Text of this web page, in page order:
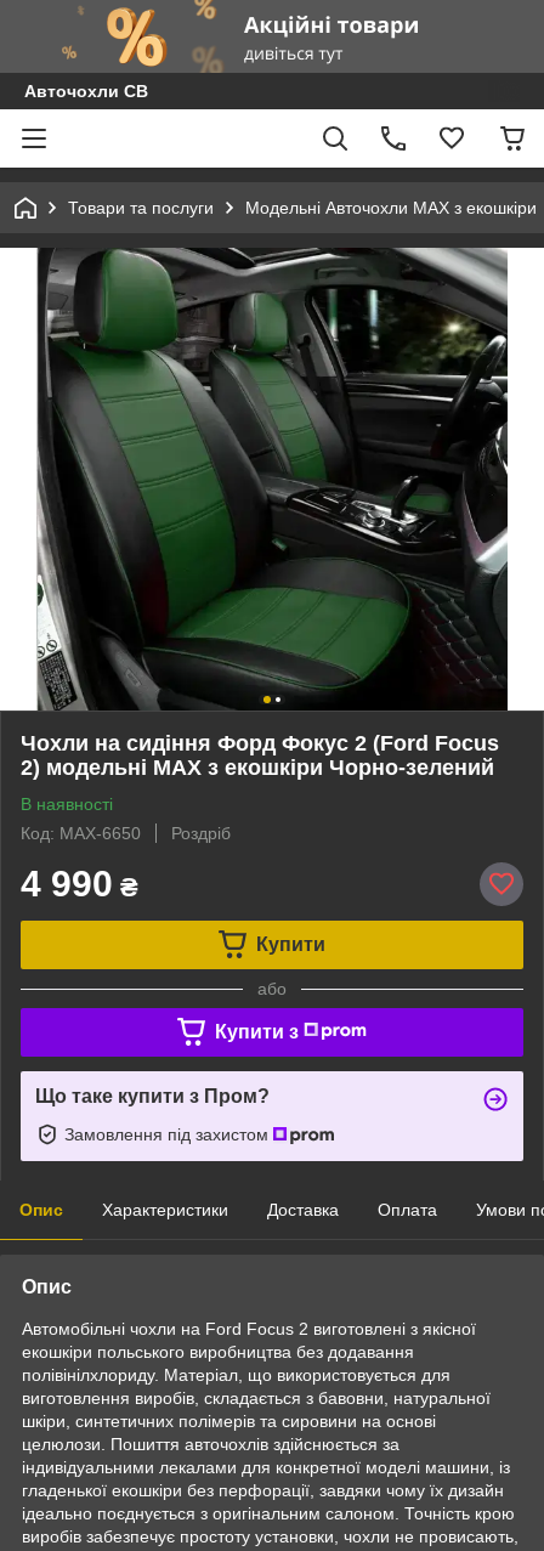
Авточохли СВ
Товари та послуги Модельні Авточохли MAX з екошкіри
Чохли на сидіння Форд Фокус 2 (Ford Focus
2) модельні MAX з екошкіри Чорно-зелений
В наявності
Код: MAX-6650
Роздріб
4 990 ₴
Купити
або
Купити з
Що таке купити з Пром?
Замовлення під захистом
Опис Характеристики Доставка Оплата Умови
Опис
Автомобільні чохли на Ford Focus 2 виготовлені з якісної
екошкіри польського виробництва без додавання
полівінілхлориду. Матеріал, що використовується для
виготовлення виробів, складається з бавовни, натуральної
шкіри, синтетичних полімерів та сировини на основі
целюлози. Пошиття авточохлів здійснюється за
індивідуальними лекалами для конкретної моделі машини, із
гладенької екошкіри без перфорації, завдяки чому їх дизайн
ідеально поєднується з оригінальним салоном. Точність крою
виробів забезпечує простоту установки, чохли не провисають,